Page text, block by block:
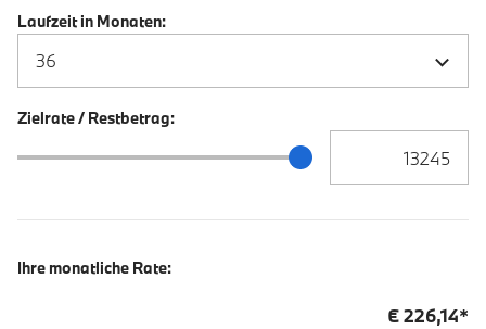
Laufzeit in Monaten:
Zielrate / Restbetrag:
Zielrate / Restbetrag Schieberegler
Ihre monatliche Rate:
€226,14*